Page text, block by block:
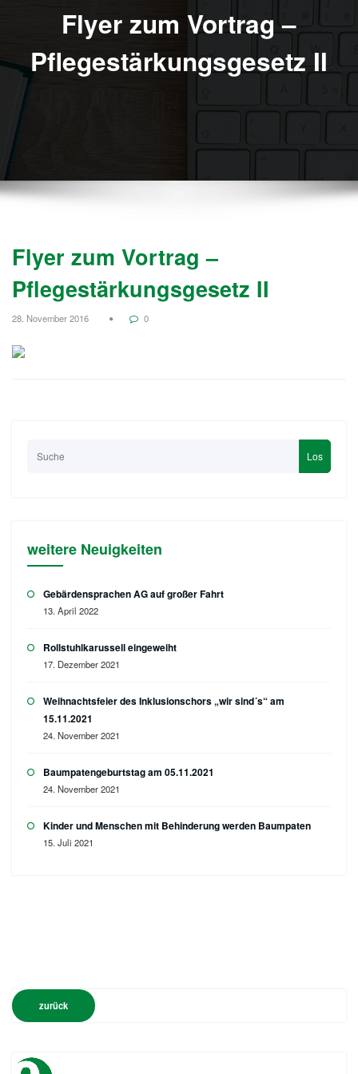
Flyer zum Vortrag –
Pflegestärkungsgesetz II
Flyer zum Vortrag –
Pflegestärkungsgesetz II
28. November 2016 0
Los
weitere Neuigkeiten
Gebärdensprachen AG auf großer Fahrt
13. April 2022
Rollstuhlkarussell eingeweiht
17. Dezember 2021
Weihnachtsfeier des Inklusionschors „wir sind´s“ am
15.11.2021
24. November 2021
Baumpatengeburtstag am 05.11.2021
24. November 2021
Kinder und Menschen mit Behinderung werden Baumpaten
15. Juli 2021